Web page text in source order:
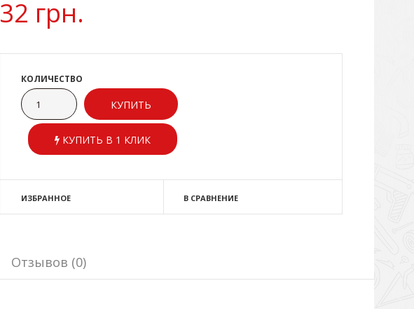
32 грн.
КОЛИЧЕСТВО
КУПИТЬ В 1 КЛИК
ИЗБРАННОЕ В СРАВНЕНИЕ
Отзывов (0)